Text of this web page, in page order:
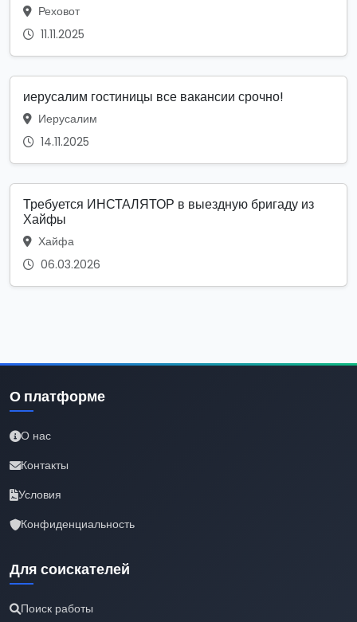
Реховот
11.11.2025
иерусалим гостиницы все вакансии срочно!
Иерусалим
14.11.2025
Требуется ИНСТАЛЯТОР в выездную бригаду из
Хайфы
Хайфа
06.03.2026
О платформе
О нас
Контакты
Условия
Конфиденциальность
Для соискателей
Поиск работы